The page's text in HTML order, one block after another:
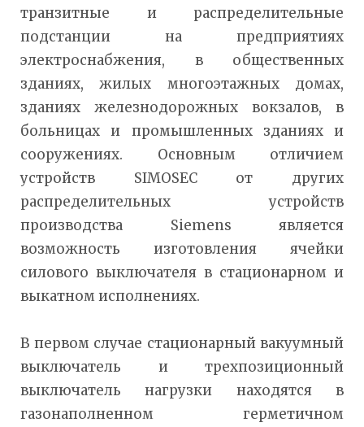
транзитные и распределительные
подстанции на предприятиях
электроснабжения, в общественных
зданиях, жилых многоэтажных домах,
зданиях железнодорожных вокзалов, в
больницах и промышленных зданиях и
сооружениях. Основным отличием
устройств SIMOSEC от других
распределительных устройств
производства Siemens является
возможность изготовления ячейки
силового выключателя в стационарном и
выкатном исполнениях.
В первом случае стационарный вакуумный
выключатель и трехпозиционный
выключатель нагрузки находятся в
газонаполненном герметичном